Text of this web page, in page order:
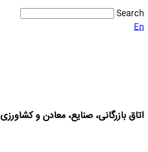
Search
En
اتاق بازرگانی، صنایع، معادن و